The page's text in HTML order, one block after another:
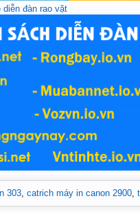
diễn đàn rao vặt
303 catrich máy in canon 2900